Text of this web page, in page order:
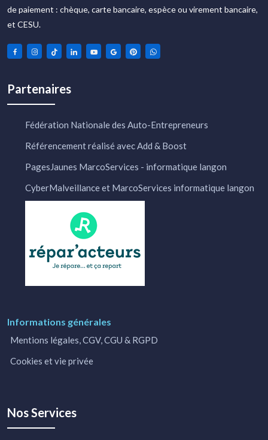
de paiement : chèque, carte bancaire, espèce ou virement bancaire,
et CESU.
Partenaires
Fédération Nationale des Auto-Entrepreneurs
Référencement réalisé avec Add & Boost
PagesJaunes MarcoServices - informatique langon
CyberMalveillance et MarcoServices informatique langon
Informations générales
Mentions légales, CGV, CGU & RGPD
Cookies et vie privée
Nos Services